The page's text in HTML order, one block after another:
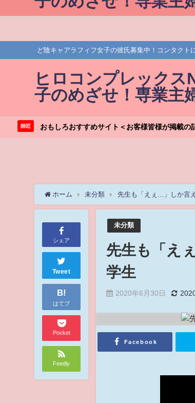
ど陰キャアラフィフ女子の彼氏募集中！コンタク
ヒロコンプレック
子のめざせ！専業主
師匠 おもしろおすすめサイト＜お客様皆様が掲載
ホーム 未分類 先生も「えぇ...」しか言
シェア
Tweet
B!
はてブ
Pocket
Feedly
未分類
先生も「え
学生
2020年6月30日
Facebook